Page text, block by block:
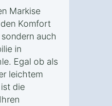
Markise
Komfort
auch
in
Egal ob als
leichtem
die